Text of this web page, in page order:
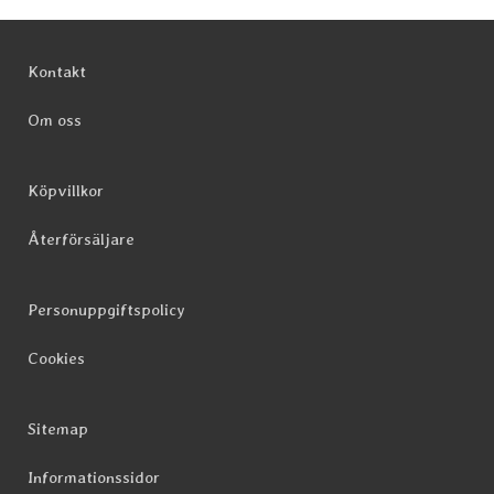
Kontakt
Om oss
Köpvillkor
Återförsäljare
Personuppgiftspolicy
Cookies
Sitemap
Informationssidor